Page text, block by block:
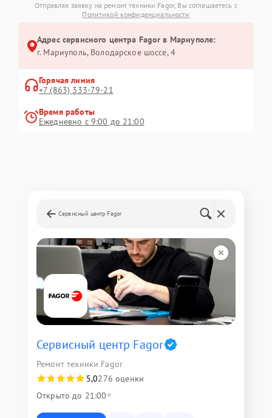
Отправляя заявку на ремонт техники Fagor, Вы соглашаетесь с
Политикой конфиденциальности
Адрес сервисного центра Fagor в Мариуполе:
г. Мариуполь, Володарское шоссе, 4
Горячая линия
+7 (863) 333-79-21
Время работы
Ежедневно с 9:00 до 21:00
Сервисный центр Fagor
Сервисный центр Fagor
Ремонт техники Fagor
5,0276 оценки
Открыто до 21:00